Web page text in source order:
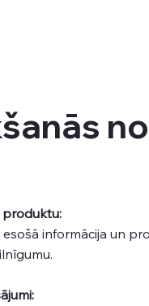
produktu:
informācija un